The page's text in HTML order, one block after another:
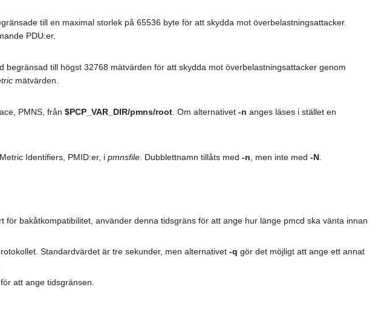
till en maximal storlek på 65536 byte för att skydda mot överbelastningsattacker.
PDU:er.
begränsad till högst 32768 mätvärden för att skydda mot överbelastningsattacker genom
mätvärden.
PMNS, från$PCP_VAR_DIR/pmns/root. Om alternativet-n anges läses i stället en
Identifiers, PMID:er, ipmnsfile . Dubblettnamn tillåts med-n , men inte med-N
bakåtkompatibilitet, använder denna tidsgräns för att ange hur länge pmcd ska vänta innan
Standardvärdet är tre sekunder, men alternativet-q gör det möjligt att ange ett annat
att ange tidsgränsen.